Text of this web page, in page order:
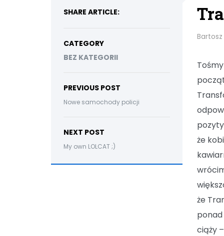
SHARE ARTICLE:
CATEGORY
BEZ KATEGORII
PREVIOUS POST
Nowe samochody policji
NEXT POST
My own LOLCAT ;)
że
że
ciąży